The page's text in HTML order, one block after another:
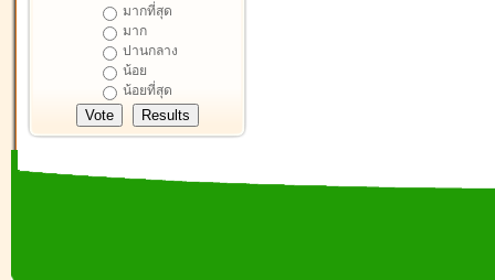
มากที่สุด
มาก
ปานกลาง
น้อย
น้อยที่สุด